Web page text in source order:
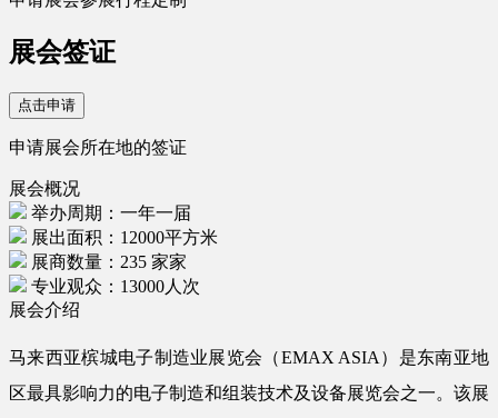
展会签证
点击申请
申请展会所在地的签证
展会概况
举办周期：一年一届
展出面积：12000平方米
展商数量：235 家家
专业观众：13000人次
展会介绍
马来西亚槟城电子制造业展览会（EMAX ASIA）是东南亚地
区最具影响力的电子制造和组装技术及设备展览会之一。该展